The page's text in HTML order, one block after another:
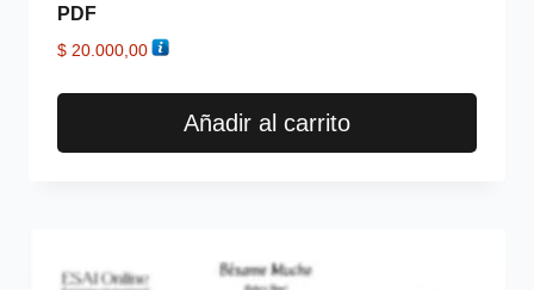
PDF
$ 20.000,00
Añadir al carrito